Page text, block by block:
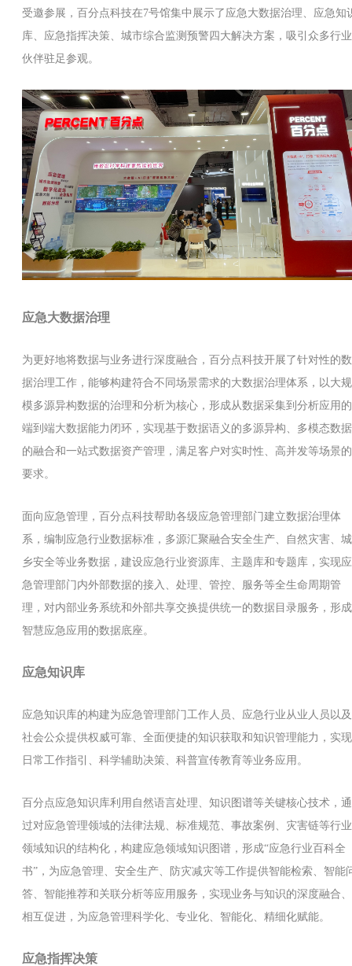
受邀参展，百分点科技在7号馆集中展示了应急大数据治理、应急知
库、应急指挥决策、城市综合监测预警四大解决方案，吸引众多行业
伙伴驻足参观。
应急大数据治理
为更好地将数据与业务进行深度融合，百分点科技开展了针对性的数
据治理工作，能够构建符合不同场景需求的大数据治理体系，以大规
模多源异构数据的治理和分析为核心，形成从数据采集到分析应用的
端到端大数据能力闭环，实现基于数据语义的多源异构、多模态数据
的融合和一站式数据资产管理，满足客户对实时性、高并发等场景的
要求。
面向应急管理，百分点科技帮助各级应急管理部门建立数据治理体
系，编制应急行业数据标准，多源汇聚融合安全生产、自然灾害、城
乡安全等业务数据，建设应急行业资源库、主题库和专题库，实现应
急管理部门内外部数据的接入、处理、管控、服务等全生命周期管
理，对内部业务系统和外部共享交换提供统一的数据目录服务，形成
智慧应急应用的数据底座。
应急知识库
应急知识库的构建为应急管理部门工作人员、应急行业从业人员以及
社会公众提供权威可靠、全面便捷的知识获取和知识管理能力，实现
日常工作指引、科学辅助决策、科普宣传教育等业务应用。
百分点应急知识库利用自然语言处理、知识图谱等关键核心技术，通
过对应急管理领域的法律法规、标准规范、事故案例、灾害链等行业
领域知识的结构化，构建应急领域知识图谱，形成“应急行业百科全
书”，为应急管理、安全生产、防灾减灾等工作提供智能检索、智能
答、智能推荐和关联分析等应用服务，实现业务与知识的深度融合、
相互促进，为应急管理科学化、专业化、智能化、精细化赋能。
应急指挥决策